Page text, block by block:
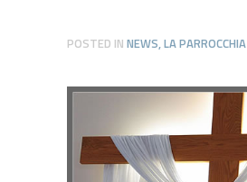
PIERABECH
CONTATTI
POSTED IN NEWS,LA PARROCCHIA